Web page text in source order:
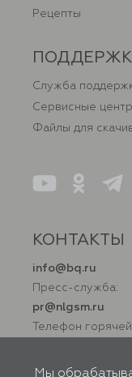
Рецепты
Служба
Сервисные
Файлы для
КОНТАКТЫ
info@bq.ru
Пресс-служба:
pr@nlgsm.ru
Телефон
Мы